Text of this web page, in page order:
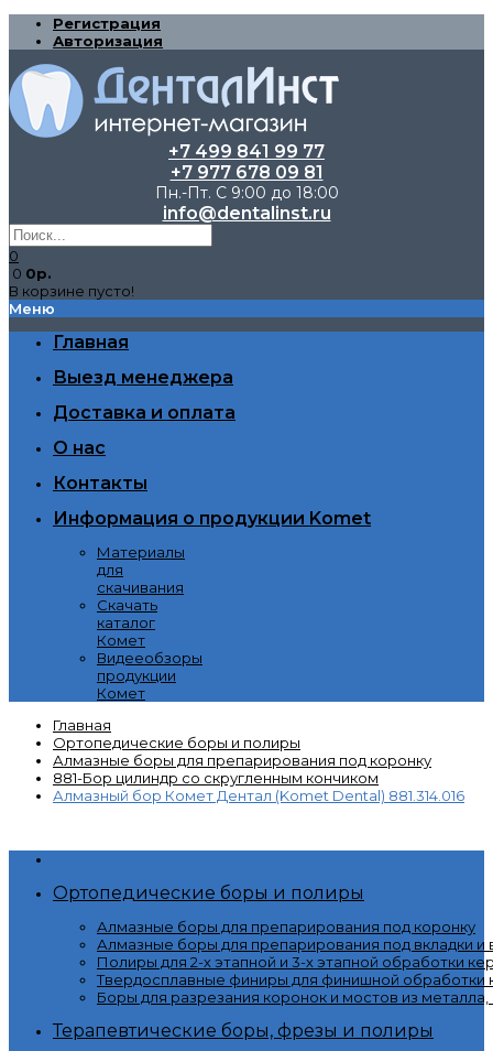
Регистрация
Авторизация
+7 499 841 99 77
+7 977 678 09 81
Пн.-Пт. С 9:00 до 18:00
info@dentalinst.ru
0
0 0р.
В корзине пусто!
Меню
Главная
Выезд менеджера
Доставка и оплата
О нас
Контакты
Информация о продукции Komet
Материалы
для
скачивания
Скачать
каталог
Комет
Видееобзоры
продукции
Комет
Главная
Ортопедические боры и полиры
Алмазные боры для препарирования под коронку
881-Бор цилиндр со скругленным кончиком
Алмазный бор Комет Дентал (Komet Dental) 881.314.016
Ортопедические боры и полиры
Алмазные боры для препарирования под коронку
Алмазные боры для препарирования под вкладки и
Полиры для 2-х этапной и 3-х этапной обработки
Твердосплавные финиры для финишной обработки
Боры для разрезания коронок и мостов из
Терапевтические боры, фрезы и полиры